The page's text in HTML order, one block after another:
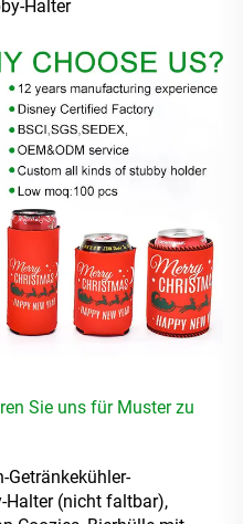
Halter
Sie uns für Muster zu
Getränkekühler-
Halter (nicht faltbar),